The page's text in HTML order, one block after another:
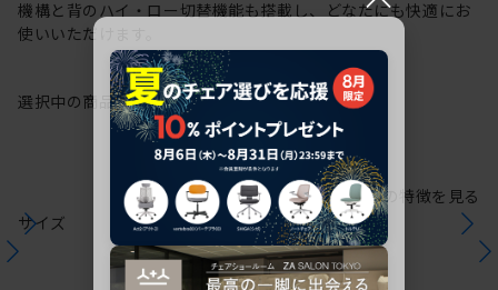
機構と背のハイ・ロー切替機能も搭載し、どなたにも快適にお
使いいただけます。
選択中の商品情報保証注意事項
サイズ
シリーズの特徴を見る